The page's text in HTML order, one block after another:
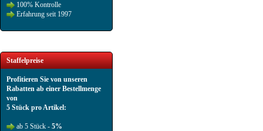
100% Kontrolle
Erfahrung seit 1997
Staffelpreise
Profitieren Sie von unseren
Rabatten ab einer Bestellmenge
von
5 Stück pro Artikel:
ab 5 Stück - 5%